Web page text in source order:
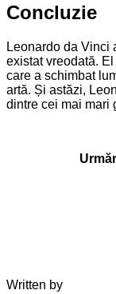
Concluzie
Leonardo da Vinci
existat vreodată.
care a schimbat
artă. Și astăzi,
dintre cei mai mari
Written by